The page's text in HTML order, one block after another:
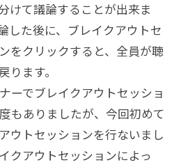
けて議論することが出来ま
した後に、ブレイクアウトセ
をクリックすると、全員が聴
ります。
ーでブレイクアウトセッショ
もありましたが、今回初めて
ウトセッションを行ないまし
クアウトセッションによっ